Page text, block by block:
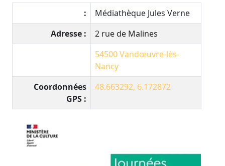
:
Médiathèque Jules Verne
Adresse :
2 rue de Malines
54500Vandœuvre-lès-
Nancy
Coordonnées
GPS :
48.663292, 6.172872